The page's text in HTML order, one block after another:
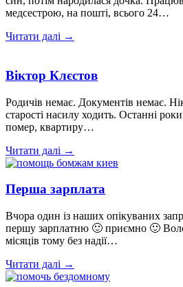
медсестрою, на пошті, всього 24…
Читати далі →
Віктор Клєстов
Родичів немає. Документів немає.
старості насилу ходить. Останні
помер, квартиру…
Читати далі →
Перша зарплата
Вчора один із наших опікуваних
першу зарплатню 🙂 приємно 🙂
місяців тому без надії…
Читати далі →